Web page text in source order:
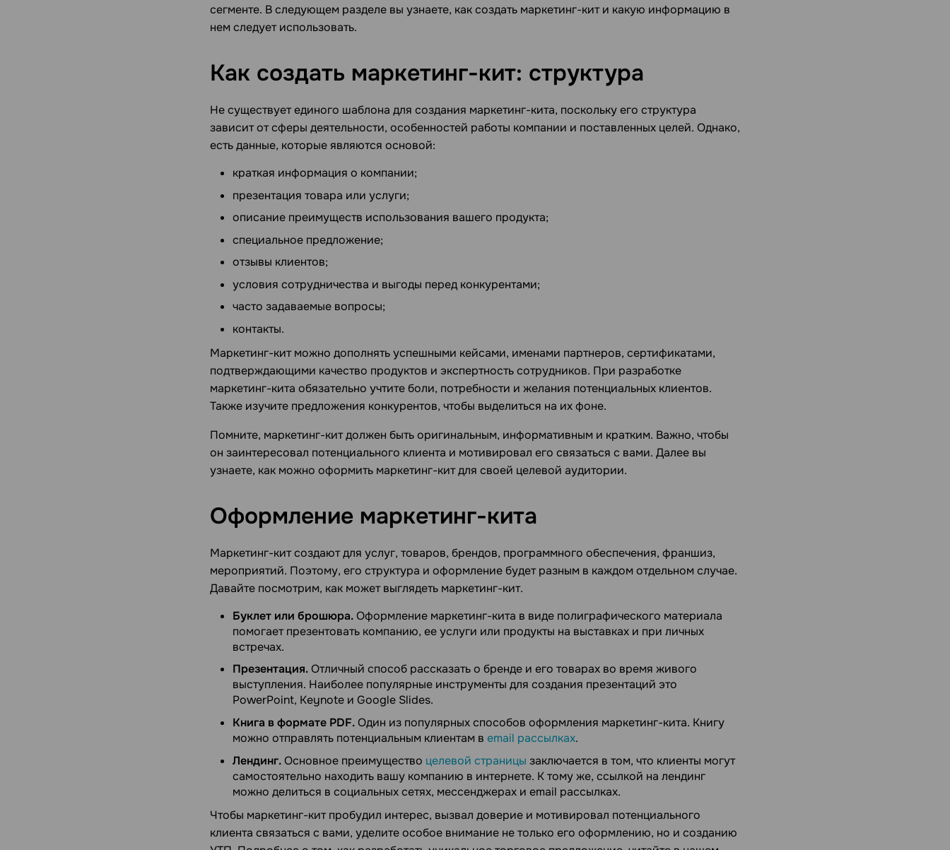
сегменте. В следующем разделе вы узнаете, как создать маркетинг-кит и какую информацию в
нем следует использовать.
Как создать маркетинг-кит: структура
Не существует единого шаблона для создания маркетинг-кита, поскольку его структура
зависит от сферы деятельности, особенностей работы компании и поставленных целей. Однако,
есть данные, которые являются основой:
краткая информация о компании;
презентация товара или услуги;
описание преимуществ использования вашего продукта;
специальное предложение;
отзывы клиентов;
условия сотрудничества и выгоды перед конкурентами;
часто задаваемые вопросы;
контакты.
Маркетинг-кит можно дополнять успешными кейсами, именами партнеров, сертификатами,
подтверждающими качество продуктов и экспертность сотрудников. При разработке
маркетинг-кита обязательно учтите боли, потребности и желания потенциальных клиентов.
Также изучите предложения конкурентов, чтобы выделиться на их фоне.
Помните, маркетинг-кит должен быть оригинальным, информативным и кратким. Важно, чтобы
он заинтересовал потенциального клиента и мотивировал его связаться с вами. Далее вы
узнаете, как можно оформить маркетинг-кит для своей целевой аудитории.
Оформление маркетинг-кита
Маркетинг-кит создают для услуг, товаров, брендов, программного обеспечения, франшиз,
мероприятий. Поэтому, его структура и оформление будет разным в каждом отдельном случае.
Давайте посмотрим, как может выглядеть маркетинг-кит.
Буклет или брошюра.Оформление маркетинг-кита в виде полиграфического материала
помогает презентовать компанию, ее услуги или продукты на выставках и при личных
встречах.
Презентация.Отличный способ рассказать о бренде и его товарах во время живого
выступления. Наиболее популярные инструменты для создания презентаций это
PowerPoint, Keynote и Google Slides.
Книга в формате PDF.Один из популярных способов оформления маркетинг-кита. Книгу
можно отправлять потенциальным клиентам в email рассылках.
Лендинг.Основное преимущество целевой страницы заключается в том, что клиенты могут
самостоятельно находить вашу компанию в интернете. К тому же, ссылкой на лендинг
можно делиться в социальных сетях, мессенджерах и email рассылках.
Чтобы маркетинг-кит пробудил интерес, вызвал доверие и мотивировал потенциального
клиента связаться с вами, уделите особое внимание не только его оформлению, но и созданию